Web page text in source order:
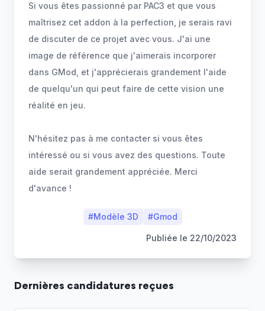
Si vous êtes passionné par PAC3 et que vous
maîtrisez cet addon à la perfection, je serais ravi
de discuter de ce projet avec vous. J'ai une
image de référence que j'aimerais incorporer
dans GMod, et j'apprécierais grandement l'aide
de quelqu'un qui peut faire de cette vision une
réalité en jeu.
N'hésitez pas à me contacter si vous êtes
intéressé ou si vous avez des questions. Toute
aide serait grandement appréciée. Merci
d'avance !
#Modèle 3D #Gmod
Publiée le 22/10/2023
Dernières candidatures reçues